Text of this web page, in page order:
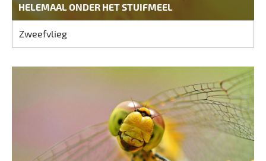
HELEMAAL ONDER HET STUIFMEEL
Zweefvlieg